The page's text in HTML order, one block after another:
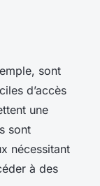
sont
d’accès
une
sont
nécessitant
à des